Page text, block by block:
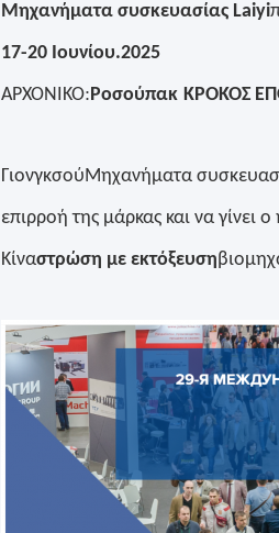
Μηχανήματα συσκευασίας Laiyi
17-20 Ιουνίου.2025
ΑΡΧΟΝΙΚΟ:Ροσούπακ ΚΡΟΚΟΣ
ΓιονγκσούΜηχανήματα
επιρροή της μάρκας και να
Κίναστρώση με εκτόξευση